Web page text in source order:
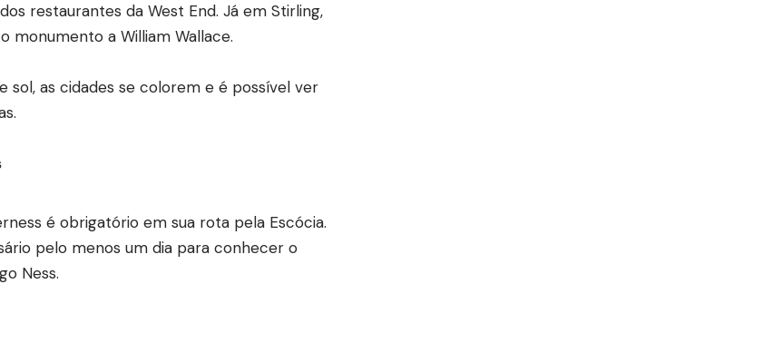
restaurantes da West End. Já em Stirling,
monumento a William Wallace.
sol, as cidades se colorem e é possível ver
é obrigatório em sua rota pela Escócia.
pelo menos um dia para conhecer o
Ness.